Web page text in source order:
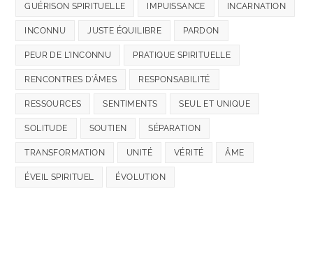
GUÉRISON SPIRITUELLE IMPUISSANCE INCARNATION
INCONNU JUSTE ÉQUILIBRE PARDON
PEUR DE L'INCONNU PRATIQUE SPIRITUELLE
RENCONTRES D'ÂMES RESPONSABILITÉ
RESSOURCES SENTIMENTS SEUL ET UNIQUE
SOLITUDE SOUTIEN SÉPARATION
TRANSFORMATION UNITÉ VÉRITÉ ÂME
ÉVEIL SPIRITUEL ÉVOLUTION